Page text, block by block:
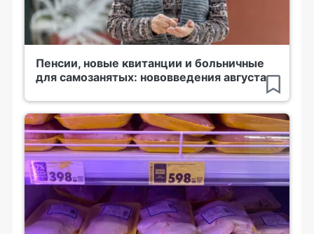
Пенсии, новые квитанции и больничные
для самозанятых: нововведения августа